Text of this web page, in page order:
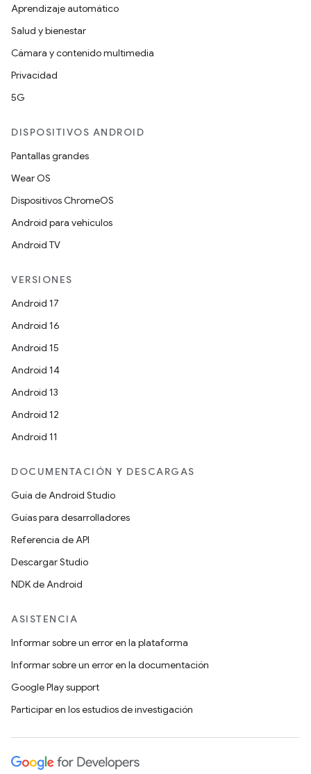
Aprendizaje automático
Salud y bienestar
Cámara y contenido multimedia
Privacidad
5G
DISPOSITIVOS ANDROID
Pantallas grandes
Wear OS
Dispositivos ChromeOS
Android para vehículos
Android TV
VERSIONES
Android 17
Android 16
Android 15
Android 14
Android 13
Android 12
Android 11
DOCUMENTACIÓN Y DESCARGAS
Guía de Android Studio
Guías para desarrolladores
Referencia de API
Descargar Studio
NDK de Android
ASISTENCIA
Informar sobre un error en la plataforma
Informar sobre un error en la documentación
Google Play support
Participar en los estudios de investigación